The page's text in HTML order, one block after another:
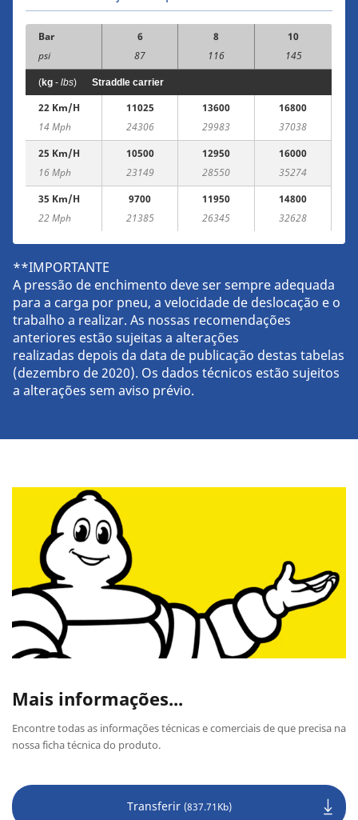
Bar
psi
6
87
8
116
10
145
(kg - lbs) Straddle carrier
22 Km/h
14 Mph
11025
24306
13600
29983
16800
37038
25 Km/h
16 Mph
10500
23149
12950
28550
16000
35274
35 Km/h
22 Mph
9700
21385
11950
26345
14800
32628
**IMPORTANTE
A pressão de enchimento deve ser sempre adequada
para a carga por pneu, a velocidade de deslocação e o
trabalho a realizar. As nossas recomendações
anteriores estão sujeitas a alterações
realizadas depois da data de publicação destas tabelas
(dezembro de 2020). Os dados técnicos estão sujeitos
a alterações sem aviso prévio.
Mais informações...
Encontre todas as informações técnicas e comerciais de que precisa na
nossa ficha técnica do produto.
Transferir (837.71Kb)